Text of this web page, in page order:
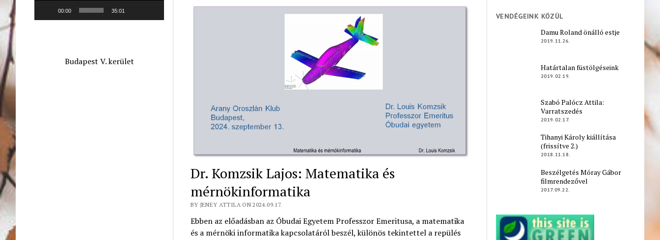
00:00 35:01
Budapest V. kerület
Dr. Komzsik Lajos: Matematika és
mérnökinformatika
BY JENEY ATTILA ON 2024.09.17.
Ebben az előadásban az Óbudai Egyetem Professzor Emeritusa, a matematika
és a mérnöki informatika kapcsolatáról beszél, különös tekintettel a repülés
VENDÉGEINK KÖZÜL
Damu Roland önálló estje
2019.11.26.
Határtalan füstölgéseink
2019.02.19.
Szabó Palócz Attila:
Varratszedés
2019.02.17.
Tihanyi Károly kiállítása
(frissítve 2.)
2018.11.18.
Beszélgetés Móray Gábor
filmrendezővel
2017.09.22.